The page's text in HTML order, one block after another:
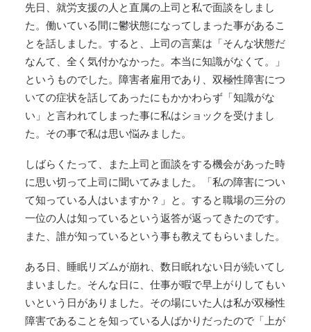
先日、就労支援の人と直属の上司と私で面談をしまし
た。働いている間に鬱状態になってしまった事があるこ
とを話しました。すると、上司の言葉は「そんな状態だ
なんて、全く気付かなかった。本当に知識がなくて。」
というものでした。障害者雇用であり、双極性障害につ
いての症状を話してあったにもかかわらず「知識がな
い」と言われてしまった事に私はショックを受けまし
た。その事で私は思い悩みました。
しばらくたって、また上司と面談をする機会があった時
に思い切って上司に聞いてみました。「私の障害につい
て知っている人はいますか？」と。すると職場の三分の
一位の人は知っているという返答が返ってきたのです。
また、誰が知っているという事も教えてもらいました。
ある日、睡眠リズムが崩れ、数日眠れない日が続いてし
まいました。そんな日に、仕事が暇で早上がりしてもい
いという日がありました。その場にいた人は私が双極性
障害であることを知っている人ばかりだったので「上が